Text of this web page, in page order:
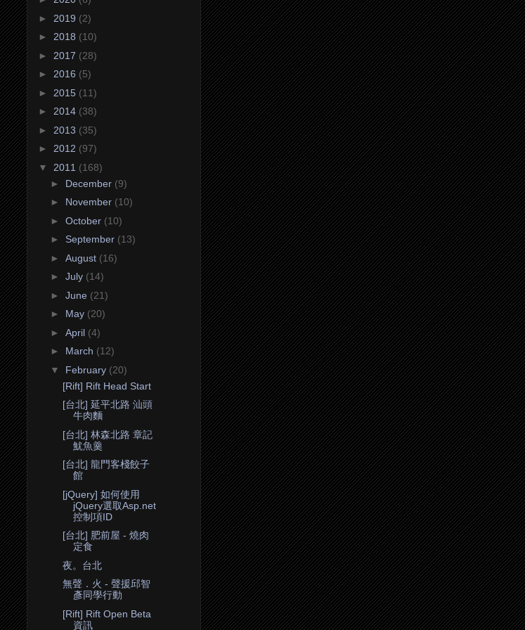
► 2019 (2)
► 2018 (10)
► 2017 (28)
► 2016 (5)
► 2015 (11)
► 2014 (38)
► 2013 (35)
► 2012 (97)
▼ 2011 (168)
► December (9)
► November (10)
► October (10)
► September (13)
► August (16)
► July (14)
► June (21)
► May (20)
► April (4)
► March (12)
▼ February (20)
[Rift] Rift Head Start
[台北] 延平北路 汕頭
牛肉麵
[台北] 林森北路 章記
魷魚羹
[台北] 龍門客棧餃子
館
[jQuery] 如何使用
jQuery選取Asp.net
控制項ID
[台北] 肥前屋 - 燒肉
定食
夜。台北
無聲．火 - 聲援邱智
彥同學行動
[Rift] Rift Open Beta
資訊